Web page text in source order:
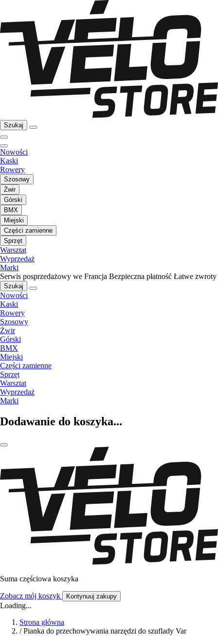
Szukaj
Nowości
Kaski
Rowery
Szosowy
Żwir
Górski
BMX
Miejski
Części zamienne
Sprzęt
Warsztat
Wyprzedaż
Marki
Serwis posprzedażowy we Francja Bezpieczna płatność Łatwe zwroty
Szukaj
Nowości
Kaski
Rowery
Szosowy
Żwir
Górski
BMX
Miejski
Części zamienne
Sprzęt
Warsztat
Wyprzedaż
Marki
Dodawanie do koszyka...
Suma częściowa koszyka
Zobacz mój koszyk Kontynuuj zakupy
Loading...
Strona główna
/ Pianka do przechowywania narzędzi do szuflady Var